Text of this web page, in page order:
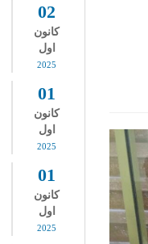
02
كانون
اول
2025
01
كانون
اول
2025
01
كانون
اول
2025